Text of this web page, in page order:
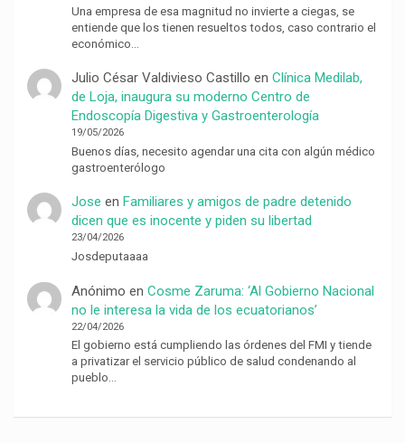
Una empresa de esa magnitud no invierte a ciegas, se
entiende que los tienen resueltos todos, caso contrario el
económico…
Julio César Valdivieso Castillo en Clínica Medilab,
de Loja, inaugura su moderno Centro de
Endoscopía Digestiva y Gastroenterología
19/05/2026
Buenos días, necesito agendar una cita con algún médico
gastroenterólogo
Jose en Familiares y amigos de padre detenido
dicen que es inocente y piden su libertad
23/04/2026
Josdeputaaaa
Anónimo en Cosme Zaruma: ‘Al Gobierno Nacional
no le interesa la vida de los ecuatorianos’
22/04/2026
El gobierno está cumpliendo las órdenes del FMI y tiende
a privatizar el servicio público de salud condenando al
pueblo…